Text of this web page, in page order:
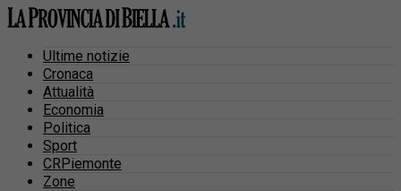
Ultime notizie
Cronaca
Attualità
Economia
Politica
Sport
CRPiemonte
Zone